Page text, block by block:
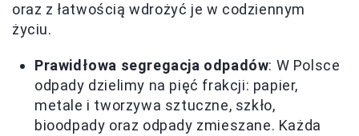
oraz z łatwością wdrożyć je w codziennym
życiu.
Prawidłowa segregacja odpadów: W Polsce
odpady dzielimy na pięć frakcji: papier,
metale i tworzywa sztuczne, szkło,
bioodpady oraz odpady zmieszane. Każda